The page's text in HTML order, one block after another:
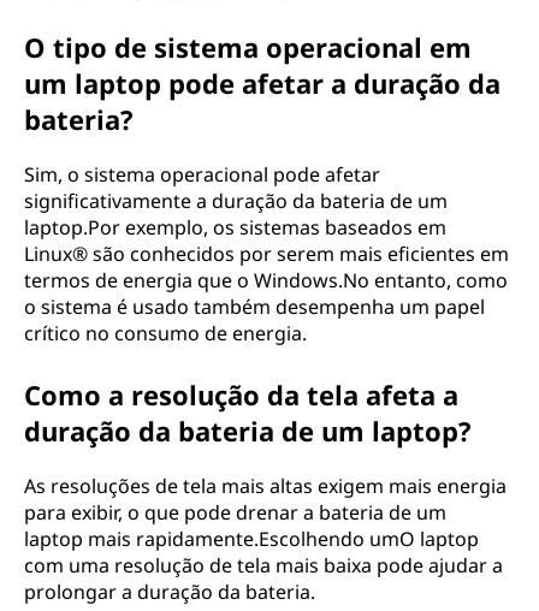
O tipo de sistema operacional em
um laptop pode afetar a duração da
bateria?
Sim, o sistema operacional pode afetar
significativamente a duração da bateria de um
laptop.Por exemplo, os sistemas baseados em
Linux® são conhecidos por serem mais eficientes em
termos de energia que o Windows.No entanto, como
o sistema é usado também desempenha um papel
crítico no consumo de energia.
Como a resolução da tela afeta a
duração da bateria de um laptop?
As resoluções de tela mais altas exigem mais energia
para exibir, o que pode drenar a bateria de um
laptop mais rapidamente.Escolhendo umO laptop
com uma resolução de tela mais baixa pode ajudar a
prolongar a duração da bateria.